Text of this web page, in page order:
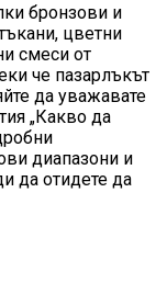
бронзови и
цветни
смеси от
че пазарлъкът
да уважавате
„Какво да
диапазони и
да отидете да